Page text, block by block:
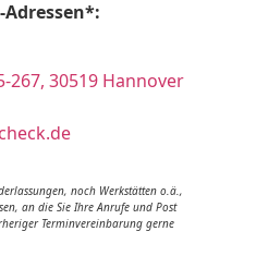
267, 30519 Hannover
noch Werkstätten o.ä.,
an die Sie Ihre Anrufe und Post
Terminvereinbarung gerne